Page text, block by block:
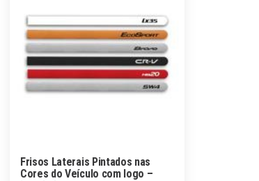
Frisos Laterais Pintados nas
Cores do Veículo com logo –